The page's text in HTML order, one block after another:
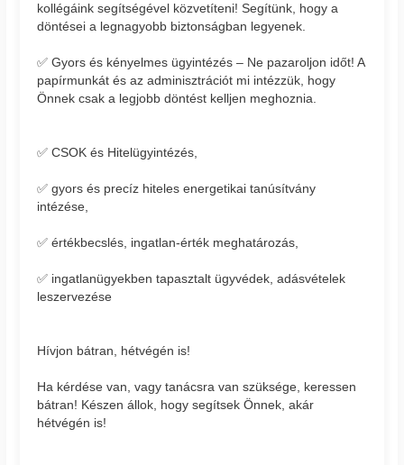
kollégáink segítségével közvetíteni! Segítünk, hogy a
döntései a legnagyobb biztonságban legyenek.
✅ Gyors és kényelmes ügyintézés – Ne pazaroljon időt! A
papírmunkát és az adminisztrációt mi intézzük, hogy
Önnek csak a legjobb döntést kelljen meghoznia.
✅ CSOK és Hitelügyintézés,
✅ gyors és precíz hiteles energetikai tanúsítvány
intézése,
✅ értékbecslés, ingatlan-érték meghatározás,
✅ ingatlanügyekben tapasztalt ügyvédek, adásvételek
leszervezése
Hívjon bátran, hétvégén is!
Ha kérdése van, vagy tanácsra van szüksége, keressen
bátran! Készen állok, hogy segítsek Önnek, akár
hétvégén is!